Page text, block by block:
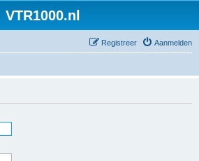
VTR1000.nl
Aanmelden
Registreer